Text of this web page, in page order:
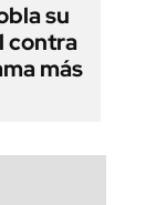
su
contra
más